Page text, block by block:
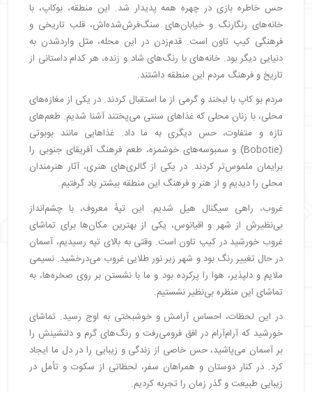
حس خاطره بازی در چهره همه پدیدار شد. این منطقه، بوکاپ، با
خانه‌های رنگارنگ و خیابان‌های سنگ‌فرش‌شده‌اش، قلب تاریخی و
فرهنگی کیپ تاون است. قدم‌زدن در این محله، مثل واردشدن به
دنیایی دیگر بود. خانه‌های با رنگ‌های شاد و زنده، هر کدام داستانی از
تاریخ و فرهنگ مردم این منطقه داشتند.
مردم بو کاپ با لبخند و گرمی از ما استقبال کردند. در یکی از مغازه‌های
محلی، با زنان محلی که غذاهای سنتی می‌پختند آشنا شدیم. طعم‌های
تازه و متفاوت، حس دیگری به ما داد. غذاهایی مانند بوبوتی
(Bobotie) و سمبوسه‌های خوشمزه، طعم فرهنگ آفریقای جنوبی را
برایمان ملموس‌تر کردند. در یکی از گالری‌های هنری، آثار هنرمندان
محلی را دیدیم و از هنر و فرهنگ این منطقه بیشتر یاد گرفتیم.
غروب، راهی سیگنال هیل شدیم. این تپهٔ معروف، با چشم‌انداز
بی‌نظیرش از شهر و اقیانوس، یکی از بهترین مکان‌ها برای تماشای
غروب خورشید در کیپ تاون است. وقتی به بالای تپه رسیدیم، آسمان
در حال تغییر رنگ بود و شهر زیر نور طلایی غروب می‌درخشید. نسیمی
ملایم و دلپذیر، هوا را پرکرده بود و ما با نشستن بر روی صخره‌ها، به
تماشای این منظره بی‌نظیر نشستیم.
در این لحظات، احساس آرامش و خوشبختی به اوج رسید. تماشای
خورشید که آرام‌آرام در افق فرومی‌رفت و رنگ‌های گرم و دلنشینش را
بر آسمان می‌پاشید، حس خاصی از زندگی و زیبایی را در دل ما ایجاد
کرد. در کنار دوستان و همراهان سفر، لحظاتی از سکوت و تأمل در
زیبایی طبیعت و گذر زمان را تجربه کردیم.